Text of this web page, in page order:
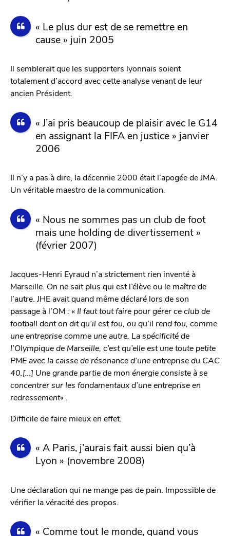
« Le plus dur est de se remettre en
cause » juin 2005
Il semblerait que les supporters lyonnais soient
totalement d’accord avec cette analyse venant de leur
ancien Président.
« J’ai pris beaucoup de plaisir avec le G14
en assignant la FIFA en justice » janvier
2006
Il n’y a pas à dire, la décennie 2000 était l’apogée de JMA.
Un véritable maestro de la communication.
« Nous ne sommes pas un club de foot
mais une holding de divertissement »
(février 2007)
Jacques-Henri Eyraud n’a strictement rien inventé à
Marseille. On ne sait plus qui est l’élève ou le maître de
l’autre. JHE avait quand même déclaré lors de son
passage à l’OM : « Il faut tout faire pour gérer ce club de
football dont on dit qu’il est fou, ou qu’il rend fou, comme
une entreprise comme une autre. La spécificité de
l’Olympique de Marseille, c’est qu’elle est une toute petite
PME avec la caisse de résonance d’une entreprise du CAC
40.[…] Une grande partie de mon énergie consiste à se
concentrer sur les fondamentaux d’une entreprise en
redressement« .
Difficile de faire mieux en effet.
« A Paris, j’aurais fait aussi bien qu’à
Lyon » (novembre 2008)
Une déclaration qui ne mange pas de pain. Impossible de
vérifier la véracité des propos.
« Comme tout le monde, quand vous